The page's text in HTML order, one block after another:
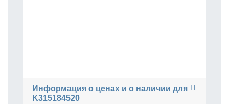
Информация о ценах и о наличии для
K315184520